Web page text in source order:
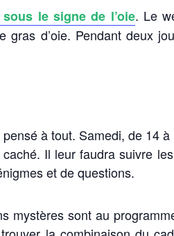
le signe de l’oie. Le
d’oie. Pendant deux
à tout. Samedi, de 14
Il leur faudra suivre
et de questions.
mystères sont au